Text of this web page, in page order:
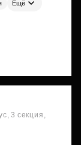
Ещё
3 секция,